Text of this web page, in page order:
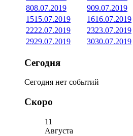
808.07.2019 909.07.2019
1515.07.2019 1616.07.2019
2222.07.2019 2323.07.2019
2929.07.2019 3030.07.2019
Сегодня
Сегодня нет событий
Скоро
11
Августа